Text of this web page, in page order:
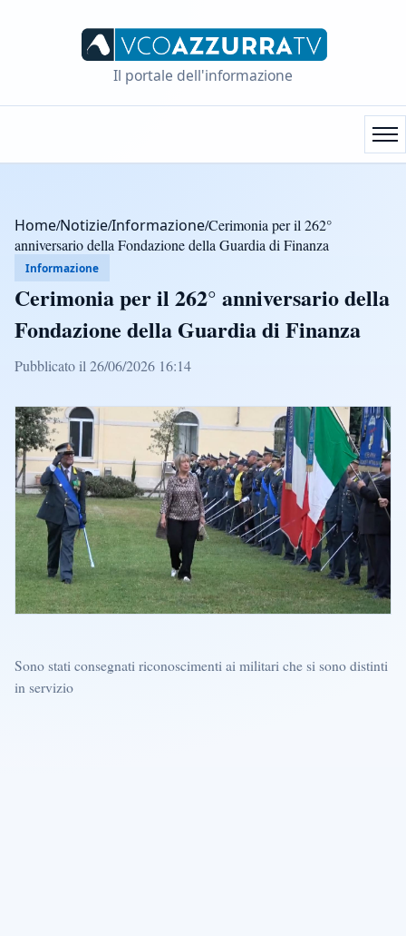
Il portale dell'informazione
Home/Notizie/Informazione/Cerimonia per il 262°
anniversario della Fondazione della Guardia di Finanza
Informazione
Cerimonia per il 262° anniversario della
Fondazione della Guardia di Finanza
Pubblicato il 26/06/2026 16:14
Sono stati consegnati riconoscimenti ai militari che si sono distinti
in servizio